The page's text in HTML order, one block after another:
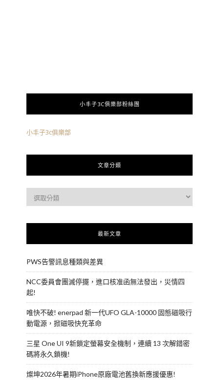
小丰子3C俱樂部粉絲團
小丰子3c俱樂部
文章分類
最新文章
PWS告警訊息種類與差異
NCC委員會團滅停擺，進口核准函無法發出，災情四
起!
唯快不破! enerpad 新一代UFO GLA-10000 固態磁吸行
動電源，掀磁吸快充革命
三星 One UI 9新鎖定螢幕安全機制，連續 13 次解錯密
碼將永久鎖機!
燦坤2026年暑期iPhone原廠電池舊換新應援優惠!